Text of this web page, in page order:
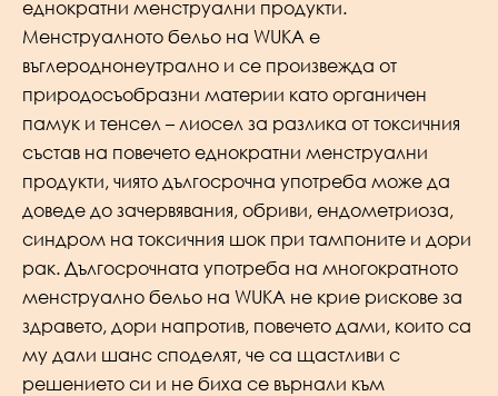
еднократни менструални продукти.
Менструалното бельо на WUKA е
въглероднонеутрално и се произвежда от
природосъобразни материи като органичен
памук и тенсел – лиосел за разлика от токсичния
състав на повечето еднократни менструални
продукти, чиято дългосрочна употреба може да
доведе до зачервявания, обриви, ендометриоза,
синдром на токсичния шок при тампоните и дори
рак. Дългосрочната употреба на многократното
менструално бельо на WUKA не крие рискове за
здравето, дори напротив, повечето дами, които са
му дали шанс споделят, че са щастливи с
решението си и не биха се върнали към